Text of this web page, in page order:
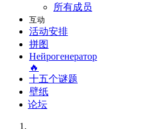
所有成员
互动
活动安排
拼图
Нейрогенератор
🔥
十五个谜题
壁纸
论坛